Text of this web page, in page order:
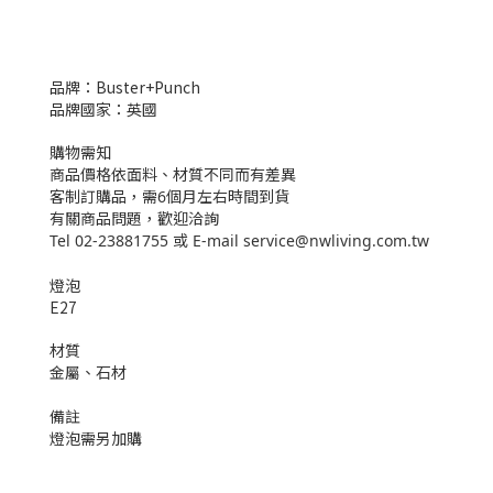
品牌：Buster+Punch
品牌國家：英國
購物需知
商品價格依面料、材質不同而有差異
客制訂購品，需6個月左右時間到貨
有關商品問題，歡迎洽詢
Tel 02-23881755 或 E-mail service@nwliving.com.tw
燈泡
E27
材質
金屬、石材
備註
燈泡需另加購